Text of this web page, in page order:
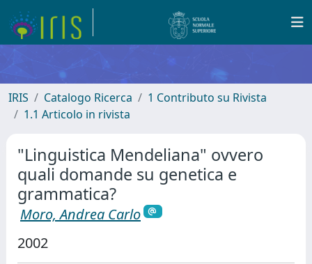
IRIS Catalogo Ricerca
1 Contributo su Rivista
1.1 Articolo in rivista
"Linguistica Mendeliana" ovvero
quali domande su genetica e
grammatica?
Moro, Andrea Carlo
2002